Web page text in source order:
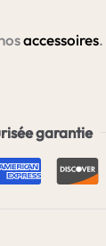
accessoires.
garantie